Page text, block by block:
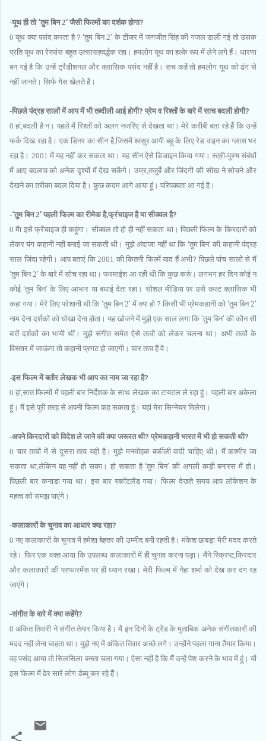
-यूथ ही तो ‘तुम बिन 2’ जैसी फिल्‍मों का दर्शक होगा?
0 यूथ क्‍या पसंद करता है ? ‘तुम बिन 2’ के टीजर में जगजीत सिंह की गजल डाली गई तो उसक
प्रति यूथ का रेस्‍पांस बहुत उत्‍सासहवर्द्धक रहा। हमलोग यूथ का हल्‍के रूप में लेने लगे हैं। धारणा
बन गई है कि उन्‍हें ट्रैडीशनल और क्‍लासिक पसंद नहीं है। सच कहें तो हमलोग यूथ को ढंग से
नहीं जानते। सिर्फ गेस खेलते हैं।
-पिछले पंद्रह सालों में आप में भी तब्‍दीली आई होगी? प्रेम व रिश्‍तों के बारे में साच बदली होगी?
0 हां,बदली है न। पहले मैं रिश्‍तों को अलग नजरिए से देखता था। मेरे करीबी बता रहे हैं कि उन्‍हें
फर्क दिख रहा है। एक डिनर का सीन है,जिसमें श्‍वसुर आपी बहू के लिए रेड वाइन का ग्‍लास भर
रहा है। 2001 में यह नहीं कर सकता था। यह सीन ऐसे डिजाइन किया गया। स्‍त्री-पुरुष संबंधों
में आए बदलाव को अनेक दृश्‍यों में देख सकेंगे। उम्र,तजुर्बे और जिंदगी की सीख ने सोचने और
देखने का तरीका बदल दिया है। कुछ कदम आगे आया हूं। परिपक्‍वता आ गई है।
-‘तुम बिन 2’ पहली फिल्‍म का रीमेक है,फ्रंचाइज है या सीक्‍वल है?
0 मैा इसे फ्रेंचाइज ही कहूंगा। सीक्‍वल तो हो ही नहीं सकता था। पिछली फिल्‍म के किरदारों को
लेकर यंग कहानी नहीं बनाई जा सकती थी। मुझे अंदाजा नहीं था कि ‘तुम बिन’ की कहानी पंद्रह
साल जिंदा रहेगी। आप बताएं कि 2001 की कितनी फिल्‍में याद हैं अभी? पिछले पांच सालों से मैं
‘तुम बिन 2’ के बारे में सोच रहा था। फरमाईश आ रही थी कि कुछ करूं। लगभग हर दिन कोई न
कोई ‘तुम बिन’ के लिए आभार या बधाई देता रहा। सोशल मीडिया पर उसे कल्‍ट क्‍लासिक भी
कहा गया। मेरे लिए परेशानी थी कि ‘तुम बिन 2’ में क्‍या हो ? किसी भी प्रेमकहानी को ‘तुम बिन 2’
नाम देना दर्शकों को धोखा देना होता। यह खोजने में मुझे एक साल लगा कि ‘तुम बिन’ की कौन सी
बातें दर्शकों का भायी थीं। मुझे संगीत समेत ऐसे तत्‍वों को लेकर चलना था। अभी तत्‍वों के
विस्‍तार में जाऊंगा तो कहानी प्रगट हो जाएगी। चार तत्‍व हैं वे।
-इस फिल्‍म में बतौर लेखक भी आप का नाम जा रहा है?
0 हां,सात फिल्‍मों में पहली बार निर्देशक के साथ लेखक का टायटल ले रहा हूं। पहली बार अकेला
हूं। मैं इसे पूरी तरह से अपनी फिल्‍म कह सकता हूं। यहां मेरा सिग्‍नेचर मिलेगा।
-अपने किरदारों को विदेश ले जाने की क्‍या जरूरत थी? प्रेमकहानी भारत में भी हो सकती थी?
0 चार तत्‍वों में से दूसरा तत्‍व यही है। मुझे मनमोहक बर्फीली वादी चाहिए थी। मैं कश्‍मीर जा
सकता था,लेकिन वह नहीं हो सका। हो सकता है ‘तुम बिन’ की अगली कड़ी बनारस में हो।
पिछली बार कनाडा गया था। इस बार स्‍कॉटलैंड गया। फिल्‍म देखते समय आप लोकेशन के
महत्‍व को समझ पाएंगे।
-कलाकारों के चुनाव का आधार क्‍या रहा?
0 नए कलाकारों के चुनाव में हमेशा बेहतर की उम्‍मीद बनी रहती है। मंकेश छाबड़ा मेरी मदद करते
रहे। फिर एक वक्‍त आया कि उपलब्‍ध कलाकारों में ही चुनाव करना पड़ा। मैंने स्क्रिप्‍ट,किरदार
और कलाकारों की परफारमेंस पर ही ध्‍यान रखा। मेरी फिल्‍म में नेहा शर्मा को देख कर दंग रह
जाएंगे।
-संगीत के बारे में क्‍या कहेंगे?
0 अंकित तिवारी ने संगीत तेयार किया है। मैं इन दिनों के ट्रेंड के मुताबिक अनेक संगीतकारों की
मदद नहीं लेना चाहता था। मुझे नए में अंकित तिवार अच्‍छे लगे। उन्‍होंने पहला गाना तैयार किया।
वह पसंद आया तो सिलसिला बनता चला गया। ऐसा नहीं है कि मैं उन्‍हें पेश करने के भाव में हूं। यों
इस फिल्‍म में ढेर सारे लोग डेब्‍यू कर रहे हैं।